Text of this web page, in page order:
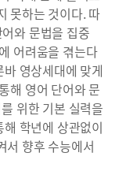
못하는 것이다. 따
와 문법을 집중
어려움을 겪는다
바 영상세대에 맞게
해 영어 단어와 문
위한 기본 실력을
학년에 상관없이
서 향후 수능에서